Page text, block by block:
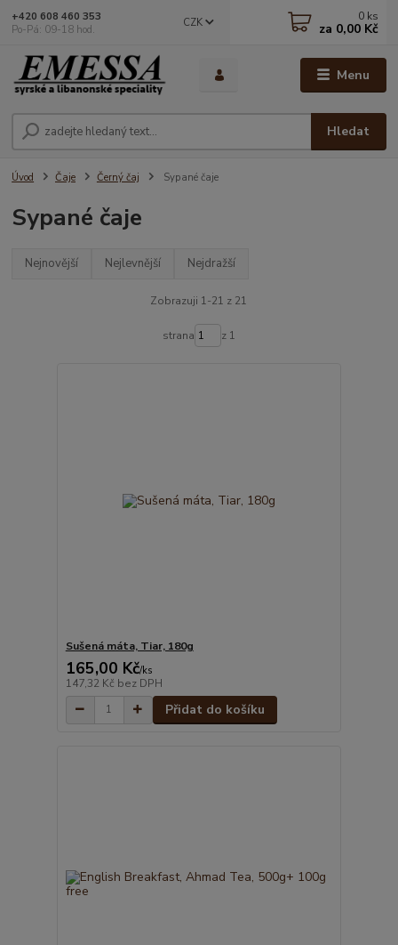
Menu
CZK
Hledat
+420 608 460 353
Po-Pá: 09-18 hod.
0 ks
za 0,00 Kč
Úvod Čaje Černý čaj Sypané čaje
Sypané čaje
Nejnovější Nejlevnější Nejdražší
Zobrazuji 1-21 z 21
strana z 1
Sušená máta, Tiar, 180g
165,00 Kč/ks
147,32 Kč bez DPH
Přidat do košíku